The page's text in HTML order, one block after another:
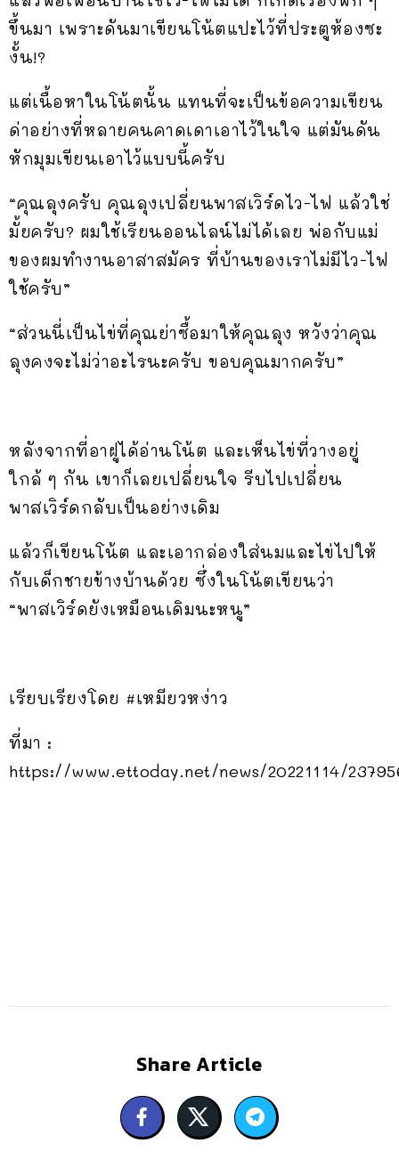
ขึ้นมา เพราะดันมาเขียนโน้ตแปะไว้ที่ประตูห้องซะ
งั้น!?
แต่เนื้อหาในโน้ตนั้น แทนที่จะเป็นข้อความเขียน
ด่าอย่างที่หลายคนคาดเดาเอาไว้ในใจ แต่มันดัน
หักมุมเขียนเอาไว้แบบนี้ครับ
“คุณลุงครับ คุณลุงเปลี่ยนพาสเวิร์ดไว-ไฟ แล้วใช่
มั้ยครับ? ผมใช้เรียนออนไลน์ไม่ได้เลย พ่อกับแม่
ของผมทำงานอาสาสมัคร ที่บ้านของเราไม่มีไว-ไฟ
ใช้ครับ”
“ส่วนนี่เป็นไข่ที่คุณย่าซื้อมาให้คุณลุง หวังว่าคุณ
ลุงคงจะไม่ว่าอะไรนะครับ ขอบคุณมากครับ”
หลังจากที่อาฝูได้อ่านโน้ต และเห็นไข่ที่วางอยู่
ใกล้ ๆ กัน เขาก็เลยเปลี่ยนใจ รีบไปเปลี่ยน
พาสเวิร์ดกลับเป็นอย่างเดิม
แล้วก็เขียนโน้ต และเอากล่องใส่นมและไข่ไปให้
กับเด็กชายข้างบ้านด้วย ซึ่งในโน้ตเขียนว่า
“พาสเวิร์ดยังเหมือนเดิมนะหนู”
เรียบเรียงโดย #เหมียวหง่าว
ที่มา :
https://www.ettoday.net/news/20221114/
Share Article